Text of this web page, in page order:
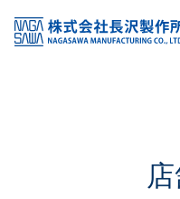
KSS加盟店・取扱店情報
店舗一覧